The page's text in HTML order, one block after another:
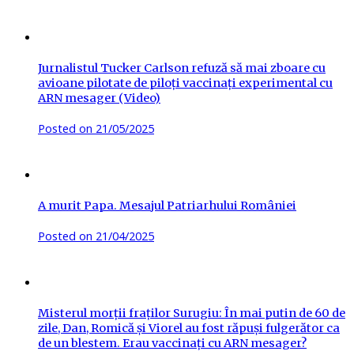
Jurnalistul Tucker Carlson refuză să mai zboare cu
avioane pilotate de piloți vaccinați experimental cu
ARN mesager (Video)
Posted on 21/05/2025
A murit Papa. Mesajul Patriarhului României
Posted on 21/04/2025
Misterul morții fraților Surugiu: În mai putin de 60 de
zile, Dan, Romică și Viorel au fost răpuși fulgerător ca
de un blestem. Erau vaccinați cu ARN mesager?